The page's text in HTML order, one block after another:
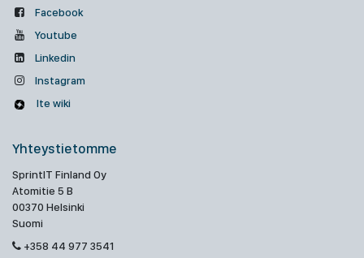
Facebook
Youtube
Linkedin
Instagram
Ite wiki
Yhteystietomme
SprintIT Finland Oy
Atomitie 5 B
00370 Helsinki
Suomi
+358 44 977 3541